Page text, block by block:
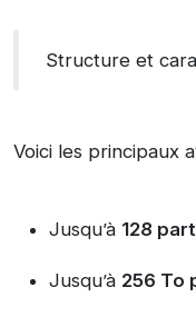
Structure et
Voici les principaux
Jusqu’à 128
Jusqu’à 256 To